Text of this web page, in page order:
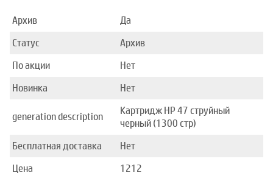
Архив
Да
Статус
Архив
По акции
Нет
Новинка
Нет
generation description
Картридж HP 47 струйный
черный (1300 стр)
Бесплатная доставка
Нет
Цена
1212